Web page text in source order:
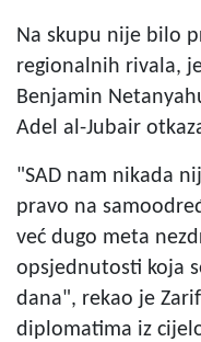
Na skupu nije bilo
regionalnih rivala,
Benjamin
Adel al-Jubair
"SAD nam nikada
pravo na
već dugo meta
opsjednutosti koja
dana", rekao je
diplomatima iz